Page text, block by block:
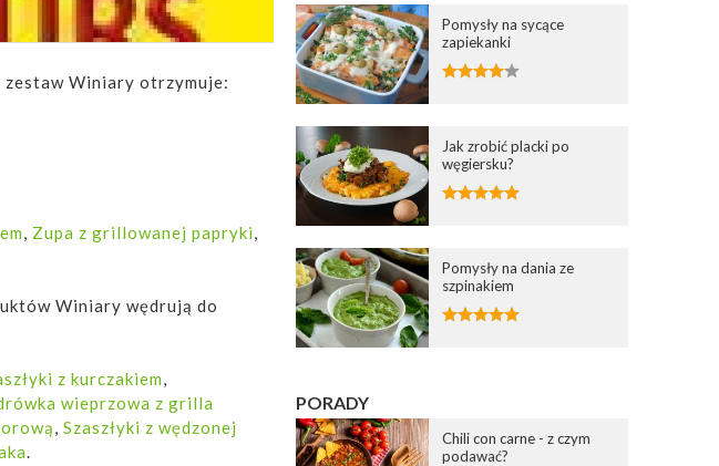
Winiary otrzymuje:
Zupa z grillowanej papryki
Winiary wędrują do
z kurczakiem
wieprzowa z grilla
Szaszłyki z wędzonej
Pomysły na sycące
zapiekanki
Jak zrobić placki po
węgiersku?
Pomysły na dania ze
szpinakiem
PORADY
Chili con carne - z czym
podawać?